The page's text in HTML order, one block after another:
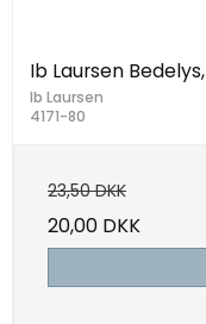
Ib Laursen
Ib Laursen
4171-80
23,50 DKK
20,00 DKK